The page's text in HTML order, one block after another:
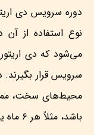
دوره سرویس دی
نوع استفاده از آن
می‌شود که دی
سرویس قرار بگیرند.
محیط‌های سخت،
باشد، مثلاً هر ۶ ماه یک‌بار.